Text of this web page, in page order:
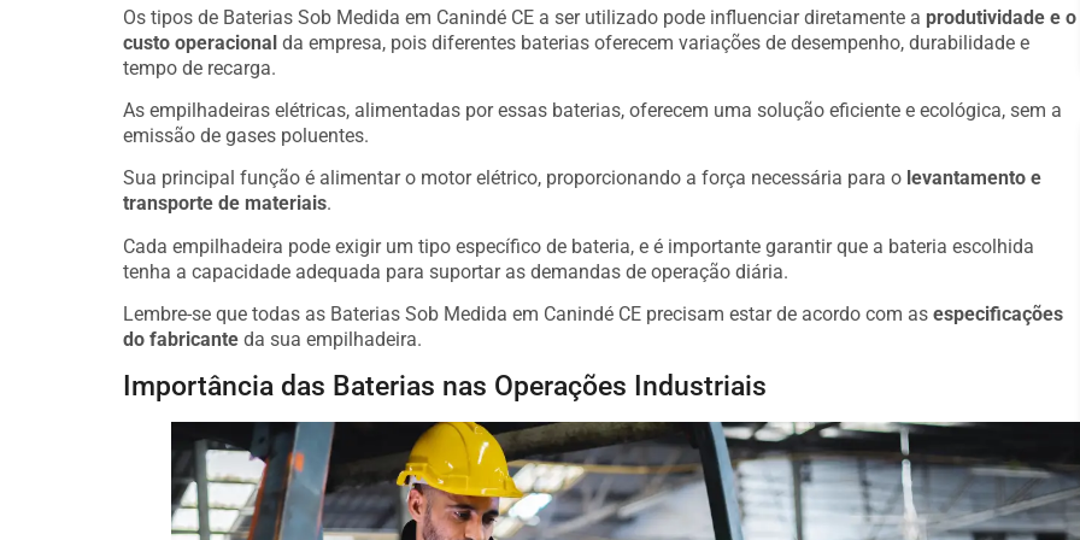
Os tipos de Baterias Sob Medida em Canindé CE a ser utilizado pode influenciar diretamente a produtividade e o
custo operacional da empresa, pois diferentes baterias oferecem variações de desempenho, durabilidade e
tempo de recarga.
As empilhadeiras elétricas, alimentadas por essas baterias, oferecem uma solução eficiente e ecológica, sem a
emissão de gases poluentes.
Sua principal função é alimentar o motor elétrico, proporcionando a força necessária para o levantamento e
transporte de materiais.
Cada empilhadeira pode exigir um tipo específico de bateria, e é importante garantir que a bateria escolhida
tenha a capacidade adequada para suportar as demandas de operação diária.
Lembre-se que todas as Baterias Sob Medida em Canindé CE precisam estar de acordo com as especificações
do fabricante da sua empilhadeira.
Importância das Baterias nas Operações Industriais